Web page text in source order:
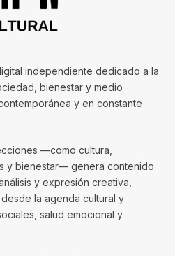
independiente dedicado a la
bienestar y medio
y en constante
—como cultura,
y bienestar— genera contenido
y expresión creativa,
la agenda cultural y
salud emocional y